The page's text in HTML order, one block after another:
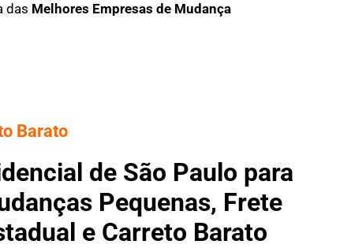
das Melhores Empresas de Mudança
Barato
de São Paulo para
Pequenas, Frete
e Carreto Barato